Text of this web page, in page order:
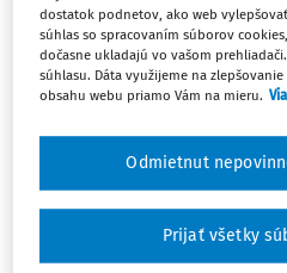
Ups, zatiaľ ste
Celý odborný
dostupný
dostatok podnetov, ako web
súhlas so spracovaním súborov
dočasne ukladajú vo vašom
súhlasu. Dáta využijeme na
obsahu webu priamo Vám na mieru.
Odmietnut
Prijať všetky